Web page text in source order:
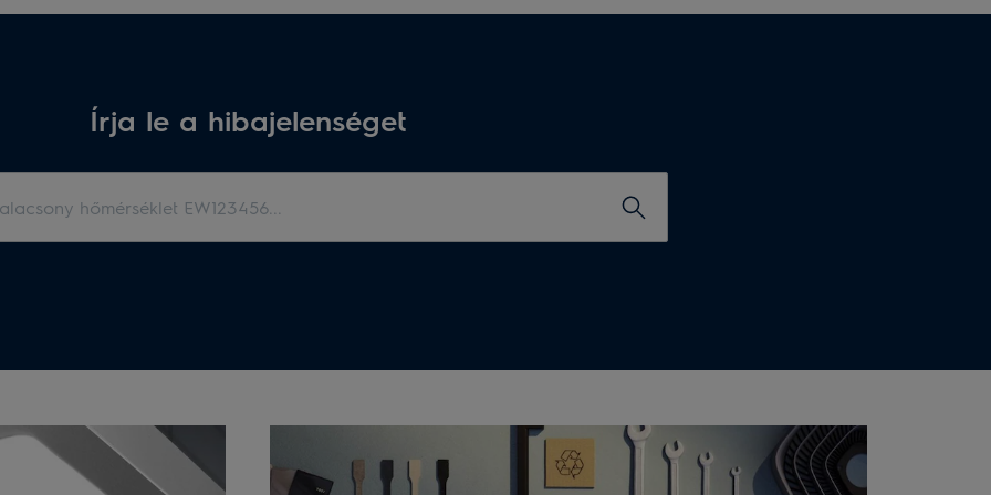
Írja le a hibajelenséget